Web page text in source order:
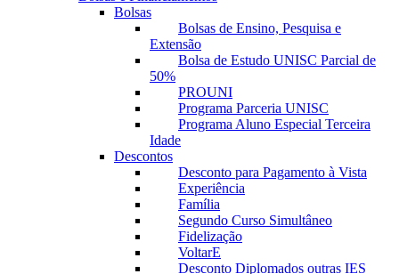
Bolsas
Bolsas de Ensino, Pesquisa e
Extensão
Bolsa de Estudo UNISC Parcial de
50%
PROUNI
Programa Parceria UNISC
Programa Aluno Especial Terceira
Idade
Descontos
Desconto para Pagamento à Vista
Experiência
Família
Segundo Curso Simultâneo
Fidelização
VoltarE
Desconto Diplomados outras IES